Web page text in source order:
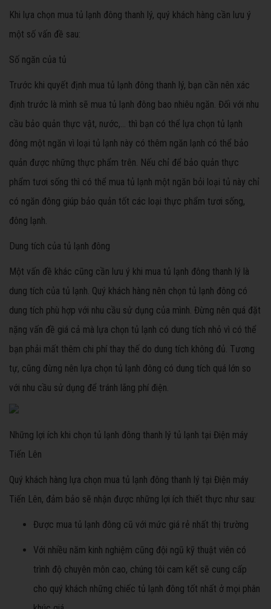
Khi lựa chọn mua tủ lạnh đông thanh lý, quý khách hàng cần lưu ý
một số vấn đề sau:
Số ngăn của tủ
Trước khi quyết định mua tủ lạnh đông thanh lý, bạn cần nên xác
định trước là mình sẽ mua tủ lạnh đông bao nhiêu ngăn. Đối với nhu
cầu bảo quản thực vật, nước,... thì bạn có thể lựa chọn tủ lạnh
đông một ngăn vì loại tủ lạnh này có thêm ngăn lạnh có thể bảo
quản được những thực phẩm trên. Nếu chỉ để bảo quản thực
phẩm tươi sống thì có thể mua tủ lạnh một ngăn bỏi loại tủ này chỉ
có ngăn đông giúp bảo quản tốt các loại thực phẩm tươi sống,
đông lạnh.
Dung tích của tủ lạnh đông
Một vấn đề khác cũng cần lưu ý khi mua tủ lạnh đông thanh lý là
dung tích của tủ lạnh. Quý khách hàng nên chọn tủ lạnh đông có
dung tích phù hợp với nhu cầu sử dụng của mình. Đừng nên quá đặt
nặng vấn đề giá cả mà lựa chọn tủ lạnh có dung tích nhỏ vì có thể
bạn phải mất thêm chi phí thay thế do dung tích không đủ. Tương
tự, cũng đừng nên lựa chọn tủ lạnh đông có dung tích quá lớn so
với nhu cầu sử dụng để tránh lãng phí điện.
Những lợi ích khi chọn tủ lạnh đông thanh lý tủ lạnh tại Điện máy
Tiến Lên
Quý khách hàng lựa chọn mua tủ lạnh đông thanh lý tại Điện máy
Tiến Lên, đảm bảo sẽ nhận được những lợi ích thiết thực như sau:
Được mua tủ lạnh đông cũ với mức giá rẻ nhất thị trường
Với nhiều năm kinh nghiệm cũng đội ngũ kỹ thuật viên có
trình độ chuyên môn cao, chúng tôi cam kết sẽ cung cấp
cho quý khách những chiếc tủ lạnh đông tốt nhất ở mọi phân